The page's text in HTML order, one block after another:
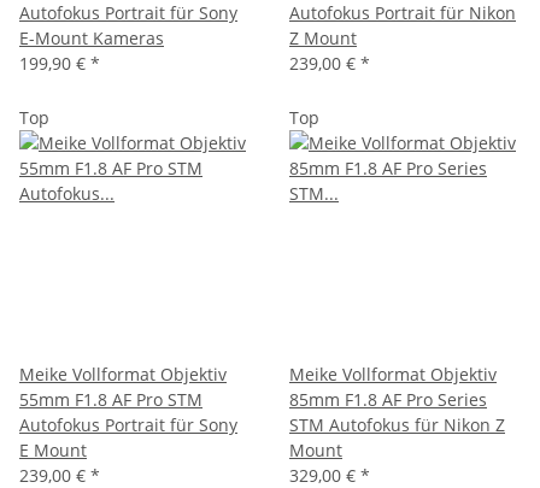
Autofokus Portrait für Sony
E-Mount Kameras
199,90 € *
Autofokus Portrait für Nikon
Z Mount
239,00 € *
Top
Meike Vollformat Objektiv
55mm F1.8 AF Pro STM
Autofokus Portrait für Sony
E Mount
239,00 € *
Top
Meike Vollformat Objektiv
85mm F1.8 AF Pro Series
STM Autofokus für Nikon Z
Mount
329,00 € *